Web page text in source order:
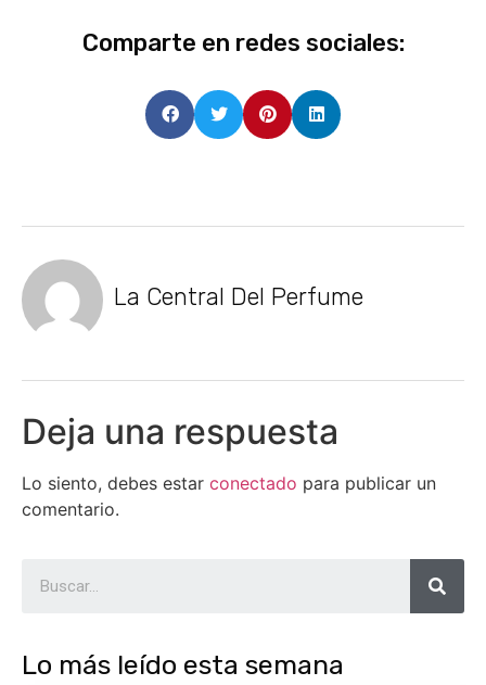
Comparte en redes sociales:
La Central Del Perfume
Deja una respuesta
Lo siento, debes estar conectado para publicar un
comentario.
Lo más leído esta semana